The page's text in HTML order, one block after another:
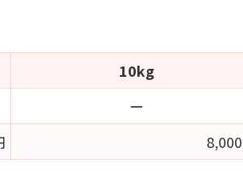
10kg
ー